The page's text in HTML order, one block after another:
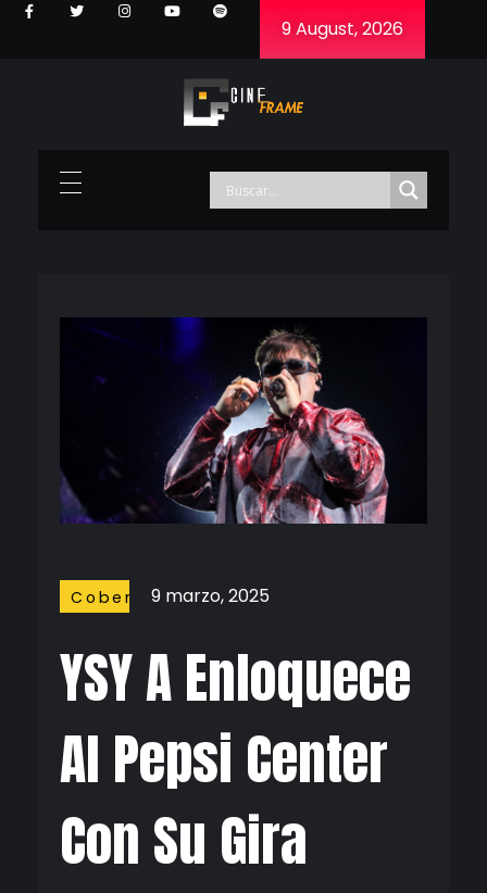
9 August, 2026
YSY A Enloquece
Al Pepsi Center
Con Su Gira
9 marzo, 2025
Coberturas